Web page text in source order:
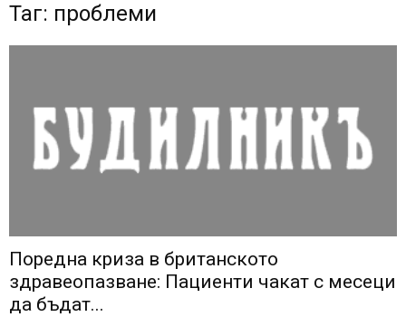
Таг: проблеми
Поредна криза в британското
здравеопазване: Пациенти чакат с месеци
да бъдат...